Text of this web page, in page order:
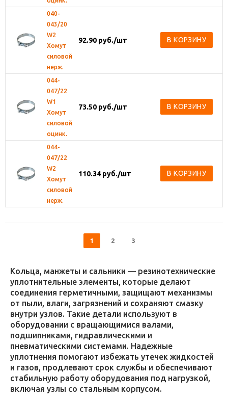
040-
043/20
W2
Хомут
силовой
нерж.
92.90 руб./шт В КОРЗИНУ
044-
047/22
W1
Хомут
силовой
оцинк.
73.50 руб./шт В КОРЗИНУ
044-
047/22
W2
Хомут
силовой
нерж.
110.34 руб./шт В КОРЗИНУ
1 2 3
Кольца, манжеты и сальники — резинотехнические
уплотнительные элементы, которые делают
соединения герметичными, защищают механизмы
от пыли, влаги, загрязнений и сохраняют смазку
внутри узлов. Такие детали используют в
оборудовании с вращающимися валами,
подшипниками, гидравлическими и
пневматическими системами. Надежные
уплотнения помогают избежать утечек жидкостей
и газов, продлевают срок службы и обеспечивают
стабильную работу оборудования под нагрузкой,
включая узлы со стальным корпусом.